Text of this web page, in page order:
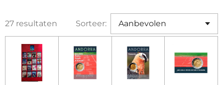
27 resultaten Sorteer: